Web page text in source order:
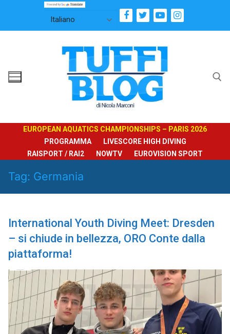
contenuto
EUROPEAN AQUATICS CHAMPIONSHIPS – PARIS 2026
PROGRAMMA
LIVESCORE HIGH DIVING
RAISPORT / RAI2
NOWTV EUROVISION SPORT
Tag: Germania
International Youth Diving Meet: Dresden
– si chiude in bellezza, ORO Conte dalla
piattaforma!